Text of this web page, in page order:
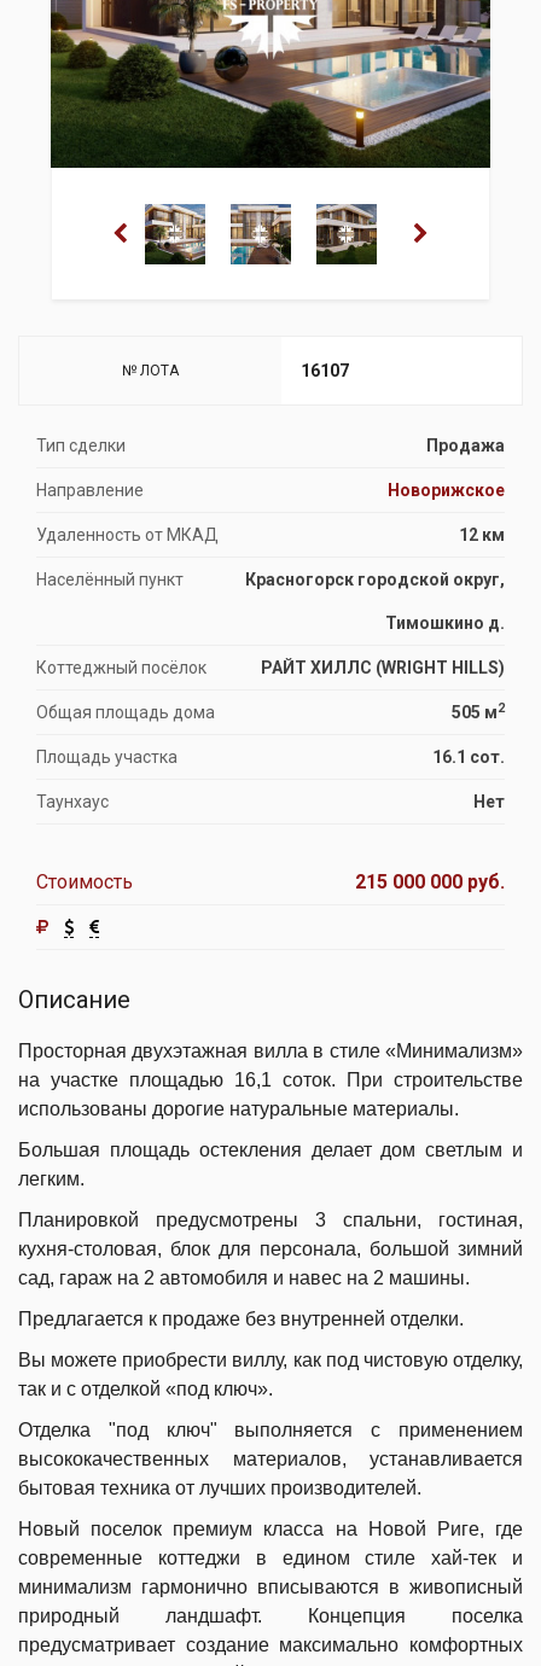
№ ЛОТА 16107
Тип сделки Продажа
Направление Новорижское
Удаленность от МКАД 12 км
Населённый пункт Красногорск городской округ,
Тимошкино д.
Коттеджный посёлок РАЙТ ХИЛЛС (WRIGHT HILLS)
Общая площадь дома 505 м2
Площадь участка 16.1 сот.
Таунхаус Нет
Стоимость 215 000 000 руб.
Описание
Просторная двухэтажная вилла в стиле «Минимализм»
на участке площадью 16,1 соток.
При строительстве
использованы дорогие натуральные материалы.
Большая площадь остекления делает дом светлым и
легким.
Планировкой предусмотрены 3 спальни, гостиная,
кухня-столовая, блок для персонала, большой зимний
сад, гараж на 2 автомобиля и навес на 2 машины.
Предлагается к продаже без внутренней отделки.
Вы можете приобрести виллу, как под чистовую отделку,
так и с отделкой «под ключ».
Отделка "под ключ" выполняется с применением
высококачественных материалов, устанавливается
бытовая техника от лучших производителей.
Новый поселок премиум класса на Новой Риге, где
современные коттеджи в едином стиле хай-тек и
минимализм гармонично вписываются в живописный
природный ландшафт. Концепция поселка
предусматривает создание максимально комфортных